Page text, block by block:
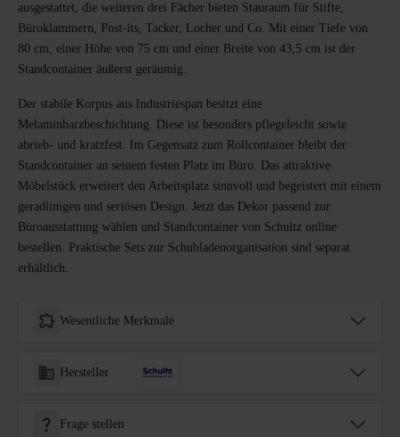
ausgestattet, die weiteren drei Fächer bieten Stauraum für Stifte,
Büroklammern, Post-its, Tacker, Locher und Co. Mit einer Tiefe von
80 cm, einer Höhe von 75 cm und einer Breite von 43,5 cm ist der
Standcontainer äußerst geräumig.
Der stabile Korpus aus Industriespan besitzt eine
Melaminharzbeschichtung. Diese ist besonders pflegeleicht sowie
abrieb- und kratzfest. Im Gegensatz zum Rollcontainer bleibt der
Standcontainer an seinem festen Platz im Büro. Das attraktive
Möbelstück erweitert den Arbeitsplatz sinnvoll und begeistert mit einem
geradlinigen und seriösen Design. Jetzt das Dekor passend zur
Büroausstattung wählen und Standcontainer von Schultz online
bestellen. Praktische Sets zur Schubladenorganisation sind separat
erhältlich.
Wesentliche Merkmale
Hersteller
Frage stellen